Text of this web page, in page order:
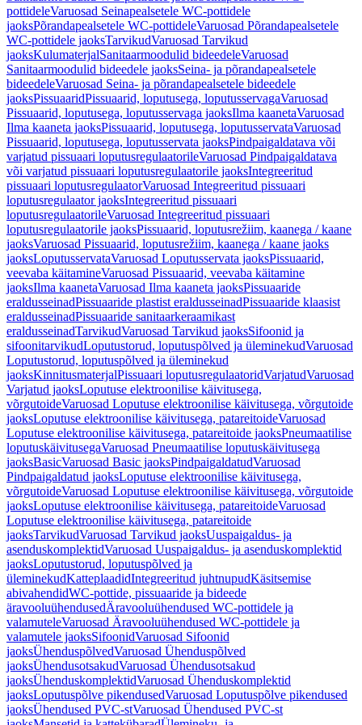
pottideleVaruosad Seinapealsetele WC-pottidele
jaoksPõrandapealsetele WC-pottideleVaruosad Põrandapealsetele
WC-pottidele jaoksTarvikudVaruosad Tarvikud
jaoksKulumaterjalSanitaarmoodulid bideedeleVaruosad
Sanitaarmoodulid bideedele jaoksSeina- ja põrandapealsetele
bideedeleVaruosad Seina- ja põrandapealsetele bideedele
jaoksPissuaaridPissuaarid, loputusega, loputusservagaVaruosad
Pissuaarid, loputusega, loputusservaga jaoksIlma kaanetaVaruosad
Ilma kaaneta jaoksPissuaarid, loputusega, loputusservataVaruosad
Pissuaarid, loputusega, loputusservata jaoksPindpaigaldatava või
varjatud pissuaari loputusregulaatorileVaruosad Pindpaigaldatava
või varjatud pissuaari loputusregulaatorile jaoksIntegreeritud
pissuaari loputusregulaatorVaruosad Integreeritud pissuaari
loputusregulaator jaoksIntegreeritud pissuaari
loputusregulaatorileVaruosad Integreeritud pissuaari
loputusregulaatorile jaoksPissuaarid, loputusrežiim, kaanega / kaane
jaoksVaruosad Pissuaarid, loputusrežiim, kaanega / kaane jaoks
jaoksLoputusservataVaruosad Loputusservata jaoksPissuaarid,
veevaba käitamineVaruosad Pissuaarid, veevaba käitamine
jaoksIlma kaanetaVaruosad Ilma kaaneta jaoksPissuaaride
eraldusseinadPissuaaride plastist eraldusseinadPissuaaride klaasist
eraldusseinadPissuaaride sanitaarkeraamikast
eraldusseinadTarvikudVaruosad Tarvikud jaoksSifoonid ja
sifoonitarvikudLoputustorud, loputuspõlved ja üleminekudVaruosad
Loputustorud, loputuspõlved ja üleminekud
jaoksKinnitusmaterjalPissuaari loputusregulaatoridVarjatudVaruosad
Varjatud jaoksLoputuse elektroonilise käivitusega,
võrgutoideVaruosad Loputuse elektroonilise käivitusega, võrgutoide
jaoksLoputuse elektroonilise käivitusega, patareitoideVaruosad
Loputuse elektroonilise käivitusega, patareitoide jaoksPneumaatilise
loputuskäivitusegaVaruosad Pneumaatilise loputuskäivitusega
jaoksBasicVaruosad Basic jaoksPindpaigaldatudVaruosad
Pindpaigaldatud jaoksLoputuse elektroonilise käivitusega,
võrgutoideVaruosad Loputuse elektroonilise käivitusega, võrgutoide
jaoksLoputuse elektroonilise käivitusega, patareitoideVaruosad
Loputuse elektroonilise käivitusega, patareitoide
jaoksTarvikudVaruosad Tarvikud jaoksUuspaigaldus- ja
asenduskomplektidVaruosad Uuspaigaldus- ja asenduskomplektid
jaoksLoputustorud, loputuspõlved ja
üleminekudKatteplaadidIntegreeritud juhtnupudKäsitsemise
abivahendidWC-pottide, pissuaaride ja bideede
äravooluühendusedÄravooluühendused WC-pottidele ja
valamuteleVaruosad Äravooluühendused WC-pottidele ja
valamutele jaoksSifoonidVaruosad Sifoonid
jaoksÜhenduspõlvedVaruosad Ühenduspõlved
jaoksÜhendusotsakudVaruosad Ühendusotsakud
jaoksÜhenduskomplektidVaruosad Ühenduskomplektid
jaoksLoputuspõlve pikendusedVaruosad Loputuspõlve pikendused
jaoksÜhendused PVC-stVaruosad Ühendused PVC-st